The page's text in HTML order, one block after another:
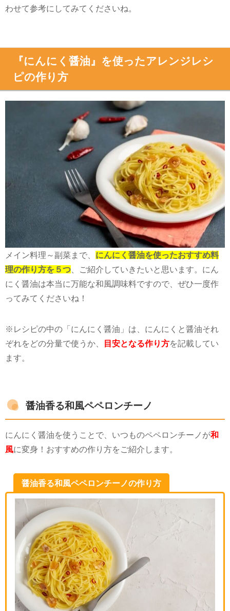
わせて参考にしてみてくださいね。
『にんにく醤油』を使ったアレンジレシ
ピの作り方
メイン料理～副菜まで、 にんにく醤油を使ったおすすめ料
理の作り方を５つ 、ご紹介していきたいと思います。にん
にく醤油は本当に万能な和風調味料ですので、ぜひ一度作
ってみてくださいね！
※レシピの中の「にんにく醤油」は、にんにくと醤油それ
ぞれをどの分量で使うか、
目安となる作り方を記載してい
ます。
醤油香る和風ペペロンチーノ
にんにく醤油を使うことで、いつものペペロンチーノが和
風に変身！おすすめの作り方をご紹介します。
醤油香る和風ペペロンチーノの作り方